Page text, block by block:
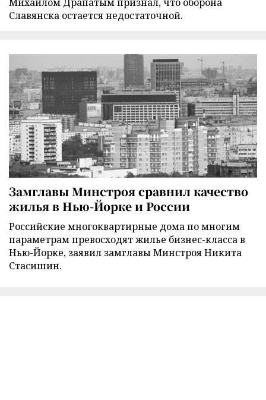
Михаилом Драпатым признал, что оборона
Славянска остается недостаточной.
Замглавы Минстроя сравнил качество
жилья в Нью-Йорке и России
Российские многоквартирные дома по многим
параметрам превосходят жилье бизнес-класса в
Нью-Йорке, заявил замглавы Минстроя Никита
Стасишин.